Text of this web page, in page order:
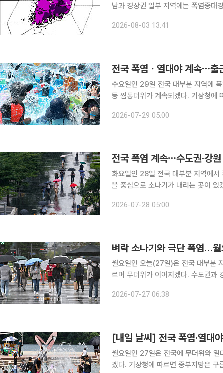
남과 경상권 일부 지역에는 폭염중대
치솟았다. 경남 밀양 39.6도, 합천
2026-08-03 13:41
전국 폭염ㆍ열대야 계속⋯출
수요일인 29일 전국 대부분 지역에
등 찜통더위가 계속되겠다. 기상청에 따르면 29일 아침 최저기온은 22~26도, 낮 최고기온은
2026-07-29 05:00
전국 폭염 계속⋯수도권·강
화요일인 28일 전국 대부분 지역에서
을 중심으로 소나기가 내리는 곳이 있겠다. 기상청에 따르면 이날 중부지방과 경북권은
(북부 제외), 충북 중ㆍ북부, 경북
2026-07-28 05:00
벼락 소나기와 극단 폭염…
월요일인 오늘(27일)은 전국 대부분
르며 무더위가 이어지겠다. 수도권과
2026-07-27 06:38
[내일 날씨] 전국 폭염·열대
월요일인 27일은 전국에 무더위와 열
겠다. 기상청에 따르면 중부지방은 구름이 많고 남부지방과 제주도는 대체로 맑겠다. 수도권과 강원